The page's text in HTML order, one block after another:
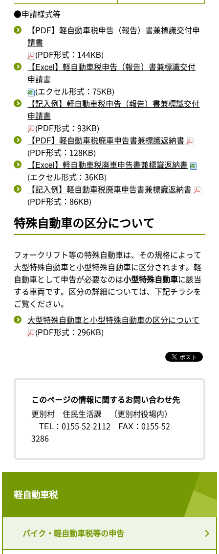
●申請様式等
【PDF】軽自動車税申告（報告）書兼標識交付申
請書
(PDF形式：144KB)
【Excel】軽自動車税申告（報告）書兼標識交付
申請書
(エクセル形式：75KB)
【記入例】軽自動車税申告（報告）書兼標識交付
申請書
(PDF形式：93KB)
【PDF】軽自動車税廃車申告書兼標識返納書
(PDF形式：128KB)
【Excel】軽自動車税廃車申告書兼標識返納書
(エクセル形式：36KB)
【記入例】軽自動車税廃車申告書兼標識返納書
(PDF形式：86KB)
特殊自動車の区分について
フォークリフト等の特殊自動車は、その規格によって
大型特殊自動車と小型特殊自動車に区分されます。軽
自動車として申告が必要なのは小型特殊自動車に該当
する車両です。区分の詳細については、下記チラシを
ご覧ください。
大型特殊自動車と小型特殊自動車の区分について
(PDF形式：296KB)
このページの情報に関するお問い合わせ先
更別村 住民生活課 （更別村役場内）
TEL：0155-52-2112
FAX：0155-52-
3286
軽自動車税
バイク・軽自動車税等の申告